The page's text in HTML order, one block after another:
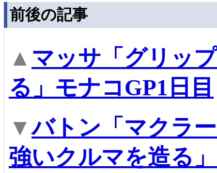
前後の記事
▲ マッサ「グリッ
る」モナコGP1日目
▼バトン「マクラ
強いクルマを造る